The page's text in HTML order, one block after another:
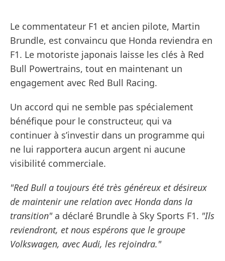
Le commentateur F1 et ancien pilote, Martin
Brundle, est convaincu que Honda reviendra en
F1. Le motoriste japonais laisse les clés à Red
Bull Powertrains, tout en maintenant un
engagement avec Red Bull Racing.
Un accord qui ne semble pas spécialement
bénéfique pour le constructeur, qui va
continuer à s’investir dans un programme qui
ne lui rapportera aucun argent ni aucune
visibilité commerciale.
"Red Bull a toujours été très généreux et désireux
de maintenir une relation avec Honda dans la
transition" a déclaré Brundle à Sky Sports F1. "Ils
reviendront, et nous espérons que le groupe
Volkswagen, avec Audi, les rejoindra."